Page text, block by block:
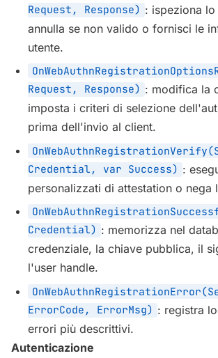
Request, Response) : ispeziona lo
annulla se non valido o fornisci le
utente.
Request, Response) : modifica la
imposta i criteri di selezione
prima dell'invio al client.
Credential, var Success) :
personalizzati di attestation o nega
Credential) : memorizza nel
credenziale, la chiave pubblica, il
l'user handle.
ErrorCode, ErrorMsg) : registra
errori più descrittivi.
Autenticazione